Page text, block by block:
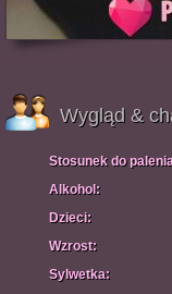
Wygląd &
Stosunek do
Alkohol:
Dzieci:
Wzrost:
Sylwetka: